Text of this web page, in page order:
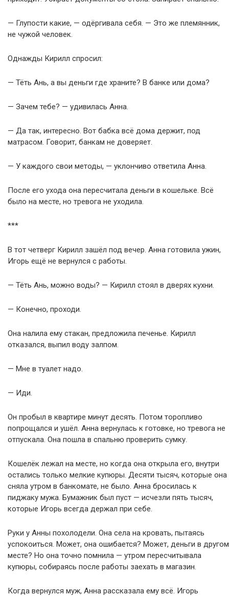
— Глупости какие, — одёргивала себя. — Это же племянник,
не чужой человек.
Однажды Кирилл спросил:
— Тёть Ань, а вы деньги где храните? В банке или дома?
— Зачем тебе? — удивилась Анна.
— Да так, интересно. Вот бабка всё дома держит, под
матрасом. Говорит, банкам не доверяет.
— У каждого свои методы, — уклончиво ответила Анна.
После его ухода она пересчитала деньги в кошельке. Всё
было на месте, но тревога не уходила.
***
В тот четверг Кирилл зашёл под вечер. Анна готовила ужин,
Игорь ещё не вернулся с работы.
— Тёть Ань, можно воды? — Кирилл стоял в дверях кухни.
— Конечно, проходи.
Она налила ему стакан, предложила печенье. Кирилл
отказался, выпил воду залпом.
— Мне в туалет надо.
— Иди.
Он пробыл в квартире минут десять. Потом торопливо
попрощался и ушёл. Анна вернулась к готовке, но тревога не
отпускала. Она пошла в спальню проверить сумку.
Кошелёк лежал на месте, но когда она открыла его, внутри
остались только мелкие купюры. Десяти тысяч, которые она
сняла утром в банкомате, не было. Анна бросилась к
пиджаку мужа. Бумажник был пуст — исчезли пять тысяч,
которые Игорь всегда держал при себе.
Руки у Анны похолодели. Она села на кровать, пытаясь
успокоиться. Может, она ошибается? Может, деньги в другом
месте? Но она точно помнила — утром пересчитывала
купюры, собираясь после работы заехать в магазин.
Когда вернулся муж, Анна рассказала ему всё. Игорь